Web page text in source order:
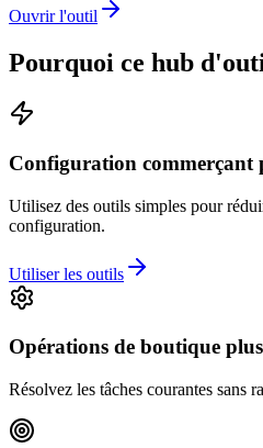
Ouvrir l'outil
Pourquoi ce hub
Configuration commerçant
Utilisez des outils simples pour
configuration.
Utiliser les outils
Opérations de boutique
Résolvez les tâches courantes sans